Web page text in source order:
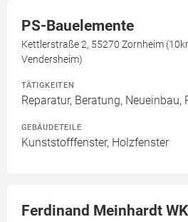
PS-Bauelemente
Kettlerstraße 2, 55270 Zornheim
Vendersheim)
TÄTIGKEITEN
Reparatur, Beratung,
GEBÄUDETEILE
Kunststofffenster, Holzfenster
Ferdinand Meinhardt